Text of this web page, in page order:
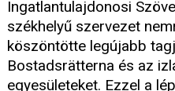
Ingatlantulajdonosi
székhelyű szervezet
köszöntötte legújabb
Bostadsrätterna és az
egyesületeket. Ezzel a